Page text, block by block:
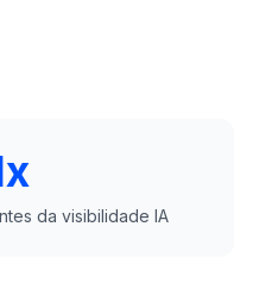
da visibilidade IA